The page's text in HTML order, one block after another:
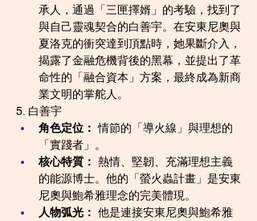
承人，通過「三匣擇婿」的考驗，找到了
與自己靈魂契合的白善宇。在安東尼奧與
夏洛克的衝突達到頂點時，她果斷介入，
揭露了金融危機背後的黑幕，並提出了革
命性的「融合資本」方案，最終成為新商
業文明的掌舵人。
5. 白善宇
角色定位： 情節的「導火線」與理想的
「實踐者」。
核心特質： 熱情、堅韌、充滿理想主義
的能源博士。他的「螢火蟲計畫」是安東
尼奧與鮑希雅理念的完美體現。
人物弧光： 他是連接安東尼奧與鮑希雅